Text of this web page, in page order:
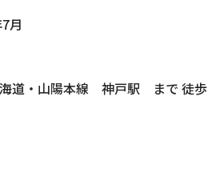
月
海道・山陽本線 神戸駅 まで 徒歩